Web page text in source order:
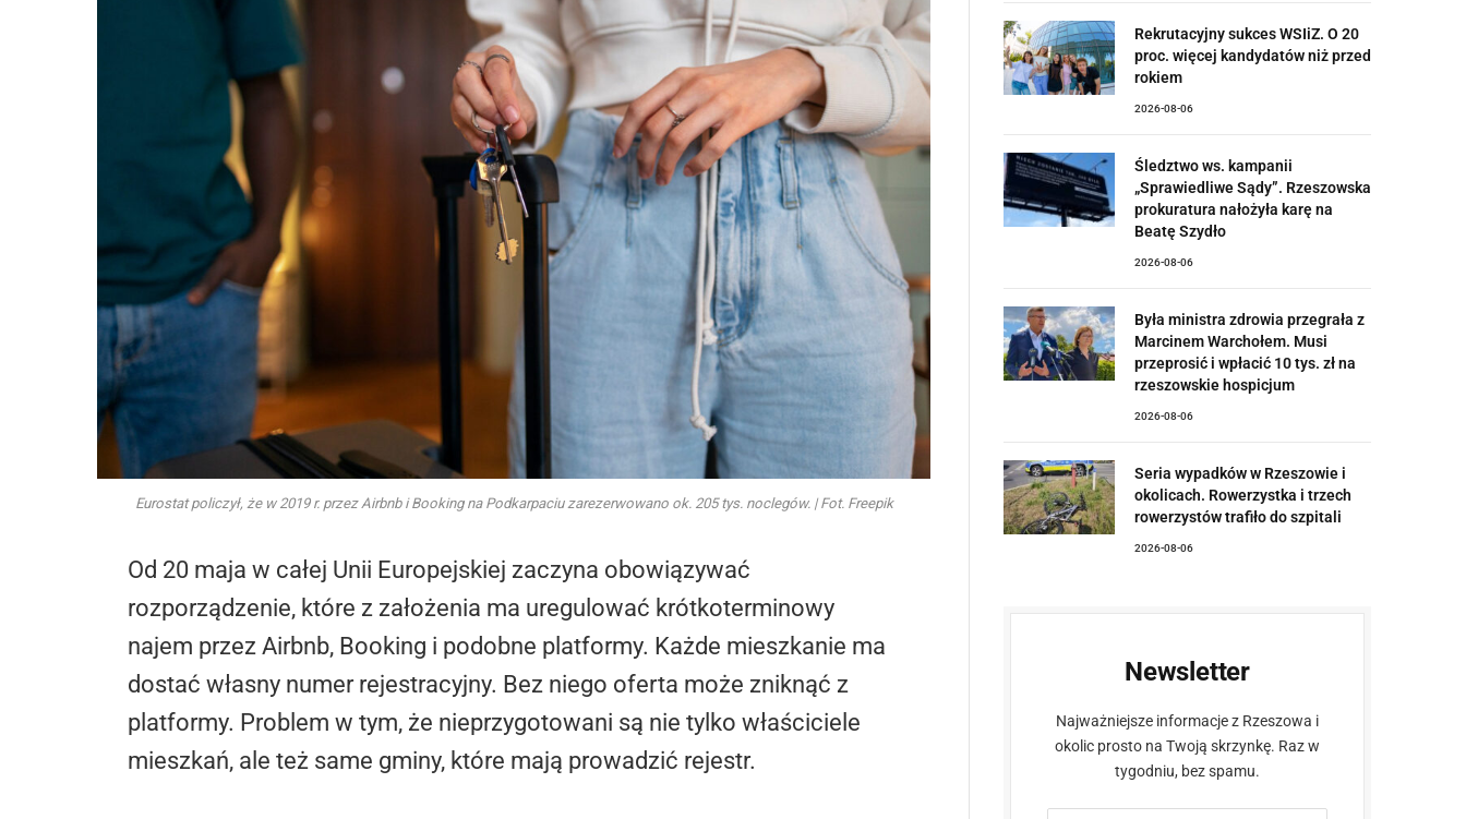
Eurostat policzył, że w 2019 r. przez Airbnb i Booking na Podkarpaciu zarezerwowano ok. 205 tys. noclegów. | Fot. Freepik
Od 20 maja w całej Unii Europejskiej zaczyna obowiązywać
rozporządzenie, które z założenia ma uregulować krótkoterminowy
najem przez Airbnb, Booking i podobne platformy. Każde mieszkanie ma
dostać własny numer rejestracyjny. Bez niego oferta może zniknąć z
platformy. Problem w tym, że nieprzygotowani są nie tylko właściciele
mieszkań, ale też same gminy, które mają prowadzić rejestr.
Rekrutacyjny sukces WSIiZ. O 20
proc. więcej kandydatów niż przed
rokiem
2026-08-06
Śledztwo ws. kampanii
„Sprawiedliwe Sądy”. Rzeszowska
prokuratura nałożyła karę na
Beatę Szydło
2026-08-06
Była ministra zdrowia przegrała z
Marcinem Warchołem. Musi
przeprosić i wpłacić 10 tys. zł na
rzeszowskie hospicjum
2026-08-06
Seria wypadków w Rzeszowie i
okolicach. Rowerzystka i trzech
rowerzystów trafiło do szpitali
2026-08-06
Newsletter
Najważniejsze informacje z Rzeszowa i
okolic prosto na Twoją skrzynkę. Raz w
tygodniu, bez spamu.